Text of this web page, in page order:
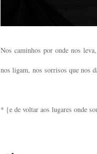
Nos caminhos por onde nos
nos ligam, nos sorrisos que nos
* {e de voltar aos lugares onde